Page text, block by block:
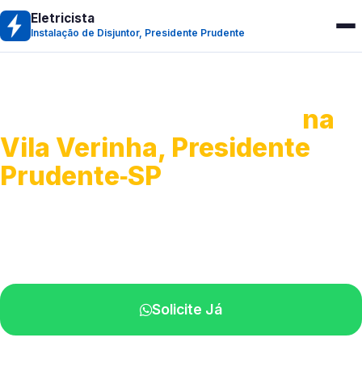
Eletricista
Instalação de Disjuntor, Presidente Prudente
na
Vila Verinha, Presidente
Prudente‑SP
Solicite Já